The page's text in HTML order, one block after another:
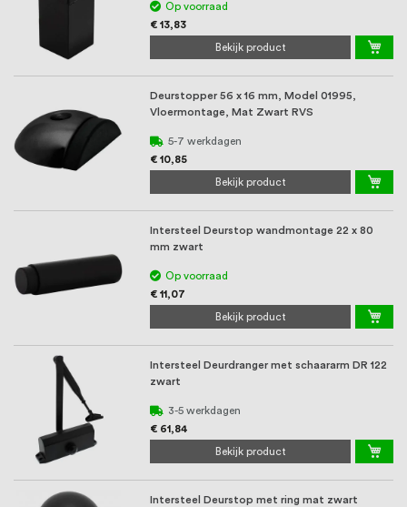
Op voorraad
€ 13,83
Bekijk product
Deurstopper 56 x 16 mm, Model 01995,
Vloermontage, Mat Zwart RVS
5-7 werkdagen
€ 10,85
Bekijk product
Intersteel Deurstop wandmontage 22 x 80
mm zwart
Op voorraad
€ 11,07
Bekijk product
Intersteel Deurdranger met schaararm DR 122
zwart
3-5 werkdagen
€ 61,84
Bekijk product
Intersteel Deurstop met ring mat zwart